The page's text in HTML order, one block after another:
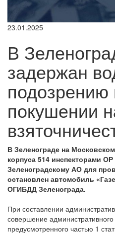
23.01.2025
В
задержан
подозрению
покушении
В Зеленограде на
корпуса 514 инспекторами
Зеленоградскому АО для
остановлен автомобиль
ОГИБДД Зеленограда.
При составлении
совершение
предусмотренного частью 1